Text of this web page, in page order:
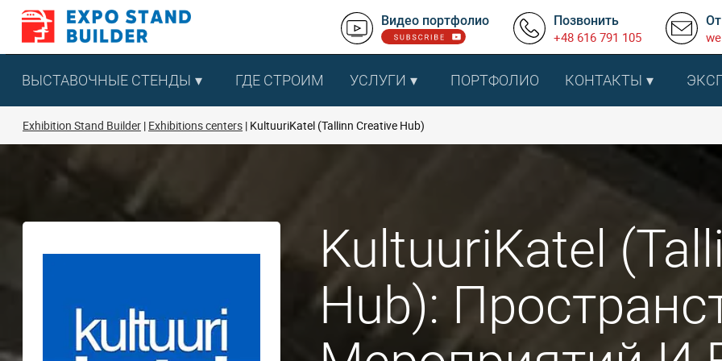
Перейти
содержанию
Видео портфолио Позвонить
+48 616 791 105
ВЫСТАВОЧНЫЕ СТЕНДЫ ГДЕ СТРОИМ УСЛУГИ ПОРТФОЛИО КОНТАКТЫ
Exhibition Stand Builder Exhibitions centers KultuuriKatel (Tallinn Creative Hub)
KultuuriKatel
Hub):